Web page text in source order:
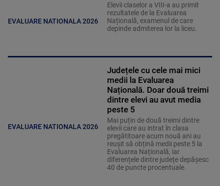
EVALUARE NATIONALA 2026
Elevii claselor a VIII-a au primit
rezultatele de la Evaluarea
Națională, examenul de care
depinde admiterea lor la liceu.
EVALUARE NATIONALA 2026
Județele cu cele mai mici
medii la Evaluarea
Națională. Doar două treimi
dintre elevi au avut media
peste 5
Mai puțin de două treimi dintre
elevii care au intrat în clasa
pregătitoare acum nouă ani au
reușit să obțină medii peste 5 la
Evaluarea Națională, iar
diferențele dintre județe depășesc
40 de puncte procentuale.